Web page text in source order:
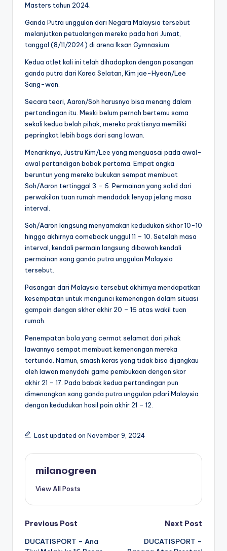
Masters tahun 2024.
Ganda Putra unggulan dari Negara Malaysia tersebut
melanjutkan petualangan mereka pada hari Jumat,
tanggal (8/11/2024) di arena Iksan Gymnasium.
Kedua atlet kali ini telah dihadapkan dengan pasangan
ganda putra dari Korea Selatan, Kim jae-Hyeon/Lee
Sang-won.
Secara teori, Aaron/Soh harusnya bisa menang dalam
pertandingan itu. Meski belum pernah bertemu sama
sekali kedua belah pihak, mereka praktisnya memiliki
pepringkat lebih bags dari sang lawan.
Menariknya, Justru Kim/Lee yang menguasai pada awal-
awal pertandigan babak pertama. Empat angka
beruntun yang mereka bukukan sempat membuat
Soh/Aaron tertinggal 3 – 6. Permainan yang solid dari
perwakilan tuan rumah mendadak lenyap jelang masa
interval.
Soh/Aaron langsung menyamakan kedudukan skhor 10-10
hingga akhirnya comeback unggul 11 – 10. Setelah masa
interval, kendali permain langsung dibawah kendali
permainan sang ganda putra unggulan Malaysia
tersebut.
Pasangan dari Malaysia tersebut akhirnya mendapatkan
kesempatan untuk mengunci kemenangan dalam situasi
gampoin dengan skhor akhir 20 – 16 atas wakil tuan
rumah.
Penempatan bola yang cermat selamat dari pihak
lawannya sempat membuat kemenangan mereka
tertunda. Namun, smash keras yang tidak bisa dijangkau
oleh lawan menydahi game pembukaan dengan skor
akhir 21 – 17. Pada babak kedua pertandingan pun
dimenangkan sang ganda putra unggulan pdari Malaysia
dengan kedudukan hasil poin akhir 21 – 12.
Last updated on November 9, 2024
milanogreen
View All Posts
Post
Previous Post
DUCATISPORT – Ana
Next Post
DUCATISPORT –